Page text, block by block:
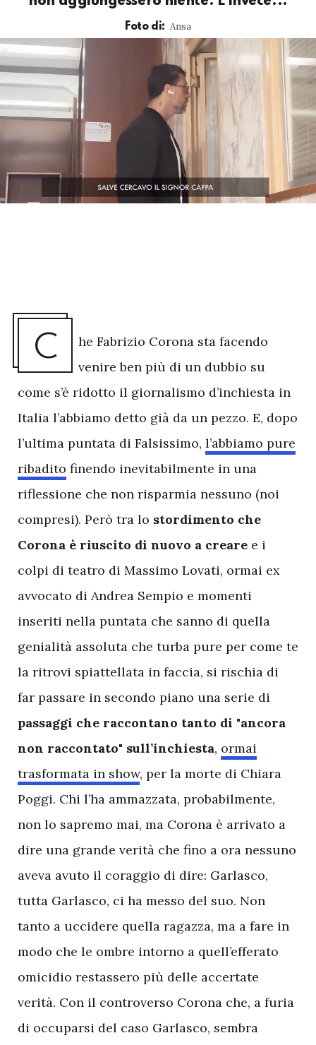
Foto di: Ansa
C
he Fabrizio Corona sta facendo
venire ben più di un dubbio su
come s’è ridotto il giornalismo d’inchiesta in
Italia l’abbiamo detto già da un pezzo. E, dopo
l’ultima puntata di Falsissimo, l’abbiamo pure
ribadito finendo inevitabilmente in una
riflessione che non risparmia nessuno (noi
compresi). Però tra lo stordimento che
Corona è riuscito di nuovo a creare e i
colpi di teatro di Massimo Lovati, ormai ex
avvocato di Andrea Sempio e momenti
inseriti nella puntata che sanno di quella
genialità assoluta che turba pure per come te
la ritrovi spiattellata in faccia, si rischia di
far passare in secondo piano una serie di
passaggi che raccontano tanto di "ancora
non raccontato" sull’inchiesta, ormai
trasformata in show, per la morte di Chiara
Poggi. Chi l’ha ammazzata, probabilmente,
non lo sapremo mai, ma Corona è arrivato a
dire una grande verità che fino a ora nessuno
aveva avuto il coraggio di dire: Garlasco,
tutta Garlasco, ci ha messo del suo. Non
tanto a uccidere quella ragazza, ma a fare in
modo che le ombre intorno a quell’efferato
omicidio restassero più delle accertate
verità. Con il controverso Corona che, a furia
di occuparsi del caso Garlasco, sembra